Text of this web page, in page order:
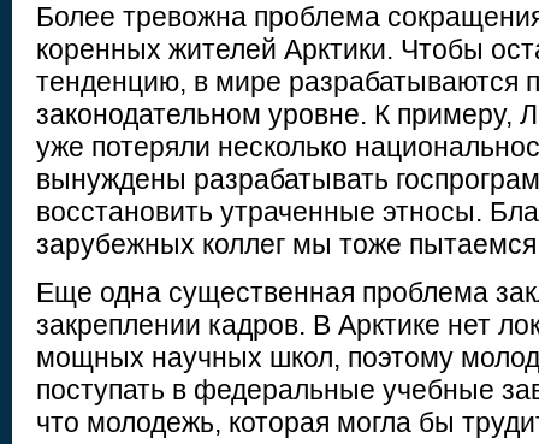
Более тревожна проблема
коренных жителей Арктики. Чтобы
тенденцию, в мире разрабатываются
законодательном уровне. К примеру,
уже потеряли несколько
вынуждены разрабатывать
восстановить утраченные этносы.
зарубежных коллег мы тоже
Еще одна существенная проблема
закреплении кадров. В Арктике нет
мощных научных школ, поэтому
поступать в федеральные учебные
что молодежь, которая могла бы